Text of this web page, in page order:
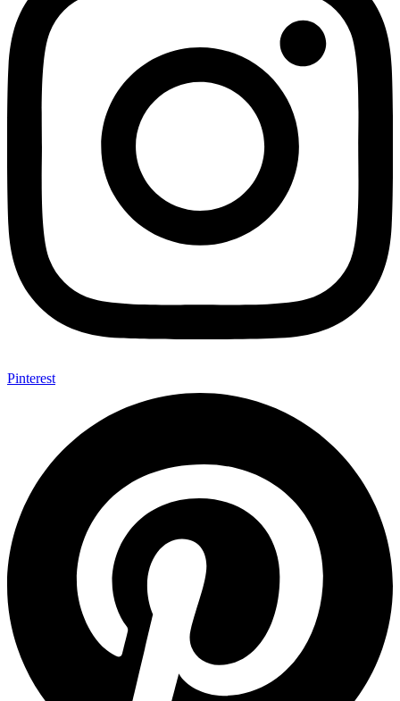
Pinterest